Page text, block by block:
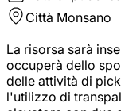
Città Monsano
La risorsa sarà
occuperà dello
delle attività di
l'utilizzo di